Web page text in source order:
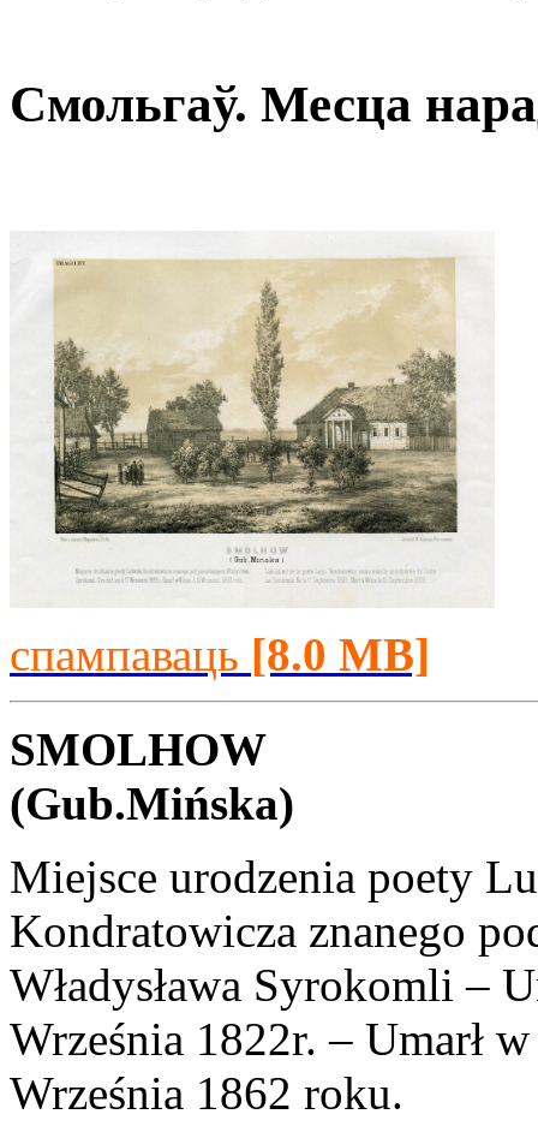
Смольгаў. Месца
спампаваць [8.0 MB]
SMOLHOW
(Gub.Mińska)
Miejsce urodzenia poety
Kondratowicza znanego
Władysława Syrokomli –
Września 1822r. – Umarł
Września 1862 roku.